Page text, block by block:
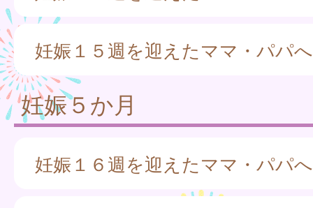
妊娠１５週を迎えたママ・パパへ
妊娠５か月
妊娠１６週を迎えたママ・パパへ